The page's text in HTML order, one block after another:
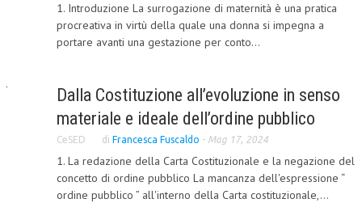
CODICE ETICO
ECONOMIA
CORPORATE SOCIAL RESPONSIBILITY
ECONOMIA DELL’ARTE
INTERNAZIONALIZZAZIONE
1. Introduzione La surrogazione di maternità è una pratica
procreativa in virtù della quale una donna si impegna a
portare avanti una gestazione per conto...
Dalla Costituzione all’evoluzione in senso
materiale e ideale dell’ordine pubblico
CeSED di Francesca Fuscaldo - Mag 17, 2024
1. La redazione della Carta Costituzionale e la negazione del
concetto di ordine pubblico La mancanza dell'espressione “
ordine pubblico ” all'interno della Carta costituzionale,...